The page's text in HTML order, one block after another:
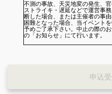
不測の事故、天災地変の発生、
ストライキ・遅延などで運営事
断した場合、または主催者の事
困難となった場合、当イベント
予めご了承下さい。中止の際の
の「お知らせ」にて行います。
申込